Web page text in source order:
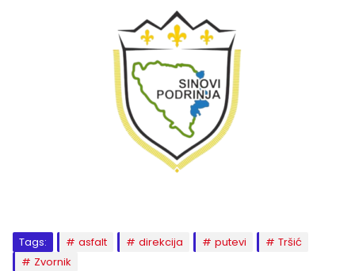
Tags: asfalt direkcija putevi
Tršić
Zvornik